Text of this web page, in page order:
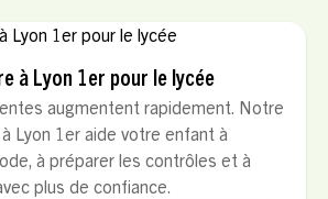
à Lyon 1er pour le lycée
augmentent rapidement. Notre
Lyon 1er aide votre enfant à
à préparer les contrôles et à
plus de confiance.